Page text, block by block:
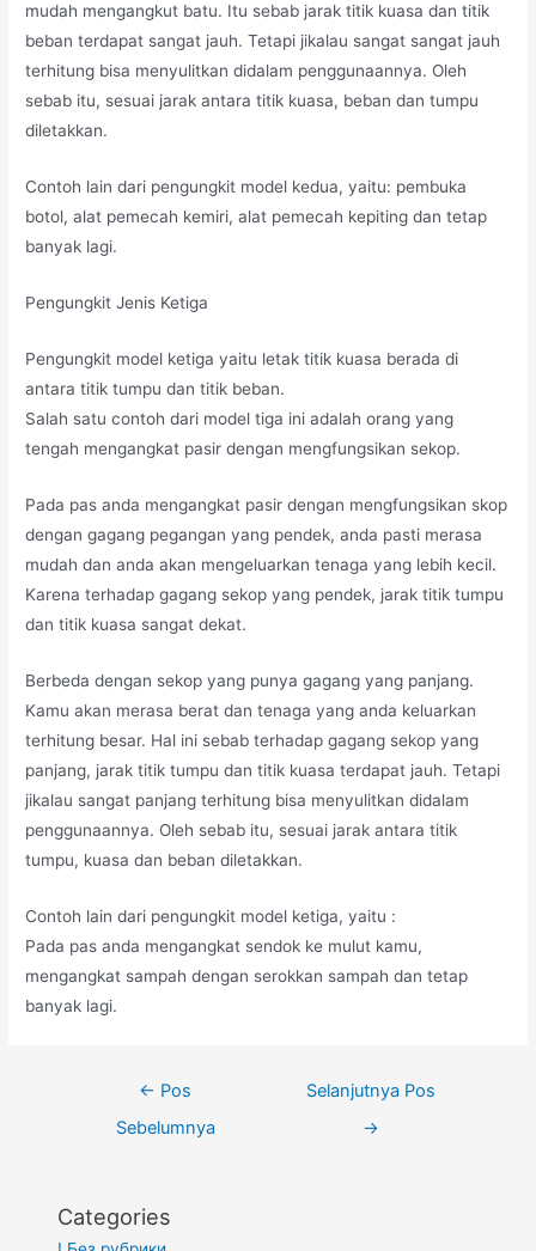
mudah mengangkut batu. Itu sebab jarak titik kuasa dan titik
beban terdapat sangat jauh. Tetapi jikalau sangat sangat jauh
terhitung bisa menyulitkan didalam penggunaannya. Oleh
sebab itu, sesuai jarak antara titik kuasa, beban dan tumpu
diletakkan.
Contoh lain dari pengungkit model kedua, yaitu: pembuka
botol, alat pemecah kemiri, alat pemecah kepiting dan tetap
banyak lagi.
Pengungkit Jenis Ketiga
Pengungkit model ketiga yaitu letak titik kuasa berada di
antara titik tumpu dan titik beban.
Salah satu contoh dari model tiga ini adalah orang yang
tengah mengangkat pasir dengan mengfungsikan sekop.
Pada pas anda mengangkat pasir dengan mengfungsikan skop
dengan gagang pegangan yang pendek, anda pasti merasa
mudah dan anda akan mengeluarkan tenaga yang lebih kecil.
Karena terhadap gagang sekop yang pendek, jarak titik tumpu
dan titik kuasa sangat dekat.
Berbeda dengan sekop yang punya gagang yang panjang.
Kamu akan merasa berat dan tenaga yang anda keluarkan
terhitung besar. Hal ini sebab terhadap gagang sekop yang
panjang, jarak titik tumpu dan titik kuasa terdapat jauh. Tetapi
jikalau sangat panjang terhitung bisa menyulitkan didalam
penggunaannya. Oleh sebab itu, sesuai jarak antara titik
tumpu, kuasa dan beban diletakkan.
Contoh lain dari pengungkit model ketiga, yaitu :
Pada pas anda mengangkat sendok ke mulut kamu,
mengangkat sampah dengan serokkan sampah dan tetap
banyak lagi.
← Pos
Sebelumnya
Selanjutnya Pos
→
Categories